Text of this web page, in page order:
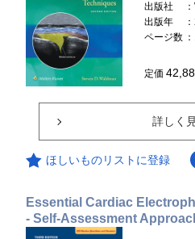
出版社
出版年
ページ数
定価
詳しく
ほしいものリストに登録
Essential Cardiac
- Self-Assessment